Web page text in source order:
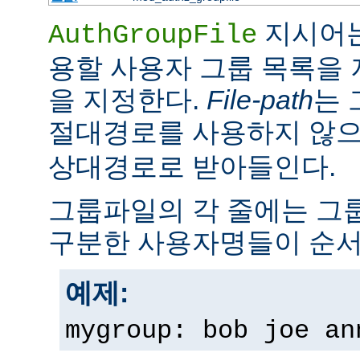
AuthGroupFile 지시어
용할 사용자 그룹 목록을
을 지정한다. File-path는
절대경로를 사용하지 않
상대경로로 받아들인다.
그룹파일의 각 줄에는 그
구분한 사용자명들이 순
예제:
mygroup: bob joe